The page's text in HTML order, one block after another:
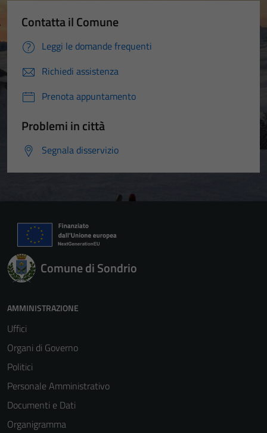
Contatta il Comune
Leggi le domande frequenti
Richiedi assistenza
Prenota appuntamento
Problemi in città
Segnala disservizio
Comune di Sondrio
AMMINISTRAZIONE
Uffici
Organi di Governo
Politici
Personale Amministrativo
Documenti e Dati
Organigramma